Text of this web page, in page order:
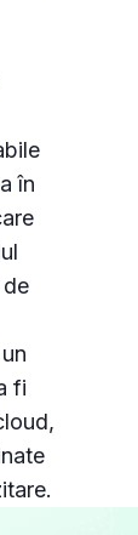
în
fi